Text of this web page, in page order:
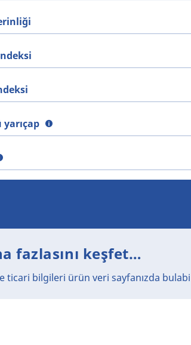
fazlasını keşfet…
ticari bilgileri ürün veri sayfanızda